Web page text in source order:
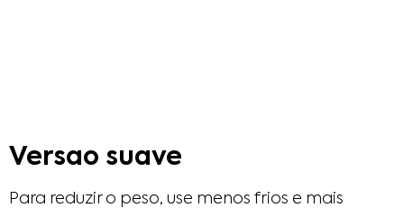
Versao suave
Para reduzir o peso, use menos frios e mais